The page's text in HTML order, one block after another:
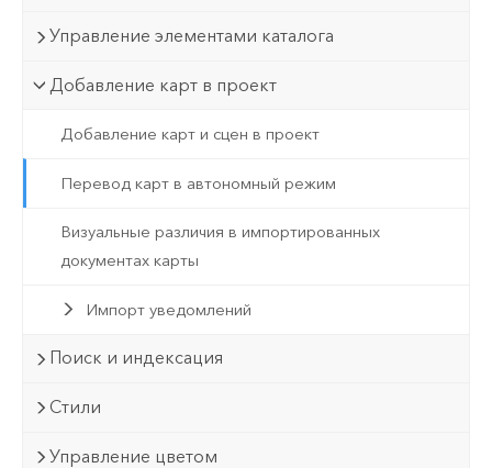
Управление элементами каталога
Добавление карт в проект
Добавление карт и сцен в проект
Перевод карт в автономный режим
Визуальные различия в импортированных
документах карты
Импорт уведомлений
Поиск и индексация
Стили
Управление цветом